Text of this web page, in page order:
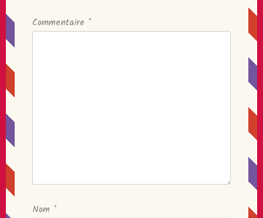
Commentaire *
Nom *